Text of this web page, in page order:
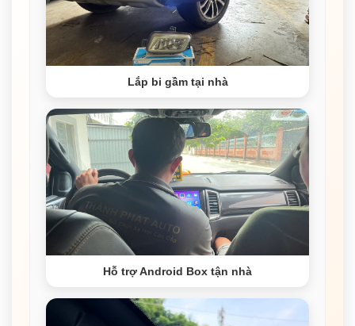
Lắp bi gầm tại nhà
Hỗ trợ Android Box tận nhà